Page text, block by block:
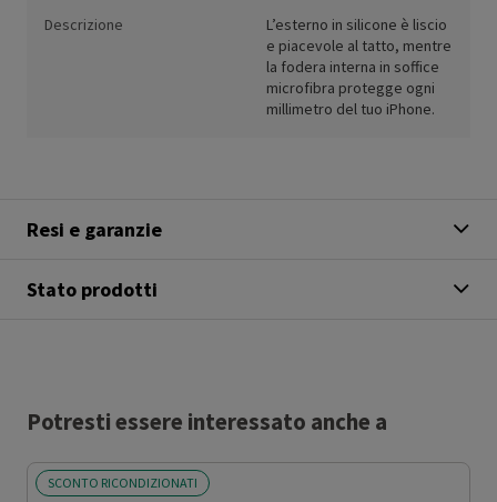
Descrizione
L’esterno in silicone è liscio
e piacevole al tatto, mentre
la fodera interna in soffice
microfibra protegge ogni
millimetro del tuo iPhone.
Resi e garanzie
Stato prodotti
Potresti essere interessato anche a
SCONTO RICONDIZIONATI